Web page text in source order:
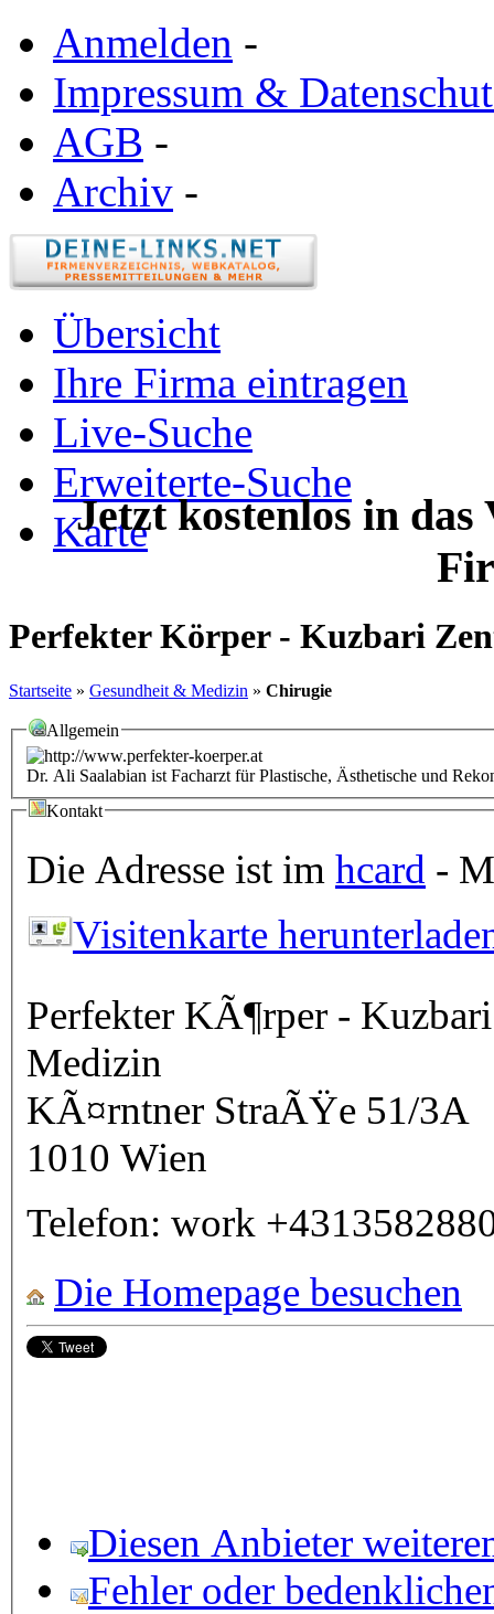
Anmelden -
Impressum &
AGB -
Archiv -
Übersicht
Ihre Firma eintragen
Live-Suche
Erweiterte-Suche
Karte
Jetzt kostenlos in
Perfekter Körper - Kuzbari
Startseite » Gesundheit & Medizin » Chirugie
Allgemein
Dr. Ali Saalabian ist Facharzt für Plastische, Ästhetische und
Kontakt
Die Adresse ist im hcard -
Visitenkarte
Perfekter KÃ¶rper -
Medizin
KÃ¤rntner StraÃŸe 51/3A
1010 Wien
Telefon: work
Die Homepage besuchen
Diesen Anbieter
Fehler oder